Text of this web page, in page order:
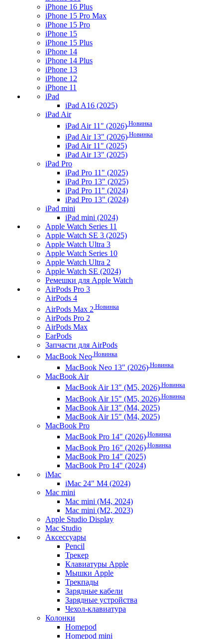
iPhone 16 Plus
iPhone 15 Pro Max
iPhone 15 Pro
iPhone 15
iPhone 15 Plus
iPhone 14
iPhone 14 Plus
iPhone 13
iPhone 12
iPhone 11
iPad
iPad A16 (2025)
iPad Air
iPad Air 11" (2026) Новинка
iPad Air 13" (2026) Новинка
iPad Air 11" (2025)
iPad Air 13" (2025)
iPad Pro
iPad Pro 11" (2025)
iPad Pro 13" (2025)
iPad Pro 11" (2024)
iPad Pro 13" (2024)
iPad mini
iPad mini (2024)
Apple Watch Series 11
Apple Watch SE 3 (2025)
Apple Watch Ultra 3
Apple Watch Series 10
Apple Watch Ultra 2
Apple Watch SE (2024)
Ремешки для Apple Watch
AirPods Pro 3
AirPods 4
AirPods Max 2 Новинка
AirPods Pro 2
AirPods Max
EarPods
Запчасти для AirPods
MacBook Neo Новинка
MacBook Neo 13" (2026) Новинка
MacBook Air
MacBook Air 13" (M5, 2026) Новинка
MacBook Air 15" (M5, 2026) Новинка
MacBook Air 13" (M4, 2025)
MacBook Air 15" (M4, 2025)
MacBook Pro
MacBook Pro 14" (2026) Новинка
MacBook Pro 16" (2026) Новинка
MacBook Pro 14" (2025)
MacBook Pro 14" (2024)
iMac
iMac 24" M4 (2024)
Mac mini
Mac mini (M4, 2024)
Mac mini (M2, 2023)
Apple Studio Display
Mac Studio
Аксессуары
Pencil
Трекер
Клавиатуры Apple
Мышки Apple
Трекпады
Зарядные кабели
Зарядные устройства
Чехол-клавиатура
Колонки
Homepod
Homepod mini